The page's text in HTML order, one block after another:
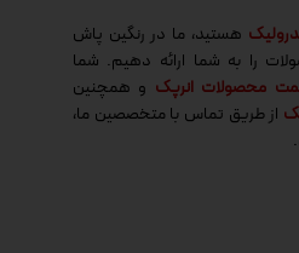
هستید، ما در رنگین پاش
را به شما ارائه دهیم. شما
محصولات انرپک و همچنین
از طریق تماس با متخصصین ما،